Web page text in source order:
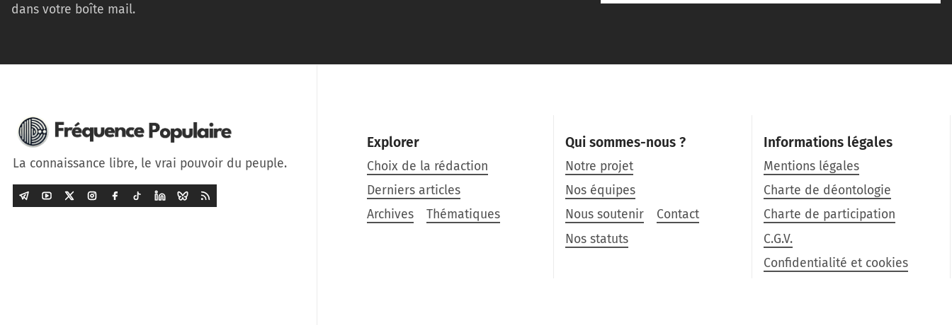
dans votre boîte mail.
La connaissance libre, le vrai pouvoir du peuple.
Explorer
Choix de la rédaction
Derniers articles
Archives
Thématiques
Qui sommes-nous ?
Notre projet
Nos équipes
Nous soutenir
Contact
Nos statuts
Informations légales
Mentions légales
Charte de déontologie
Charte de participation
C.G.V.
Confidentialité et cookies